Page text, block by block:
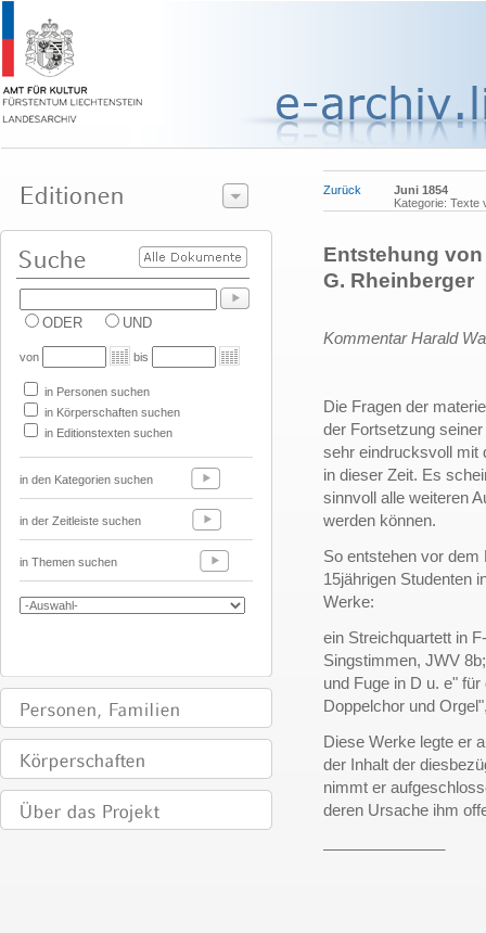
ODER UND
von bis
in Personen suchen
in Körperschaften suchen
in Editionstexten suchen
in den Kategorien suchen
in der Zeitleiste suchen
in Themen suchen
Zurück
Juni 1854
Kategorie: Texte
Entstehung
G. Rheinberger
Kommentar Harald
Die Fragen der
der Fortsetzung
sehr eindrucksvoll mit
in dieser Zeit. Es
sinnvoll alle weiteren
werden können.
So entstehen vor
15jährigen Studenten
Werke:
ein Streichquartett in
Singstimmen, JWV
und Fuge in D u. e"
Doppelchor und
Diese Werke legte er
der Inhalt der
nimmt er
deren Ursache ihm